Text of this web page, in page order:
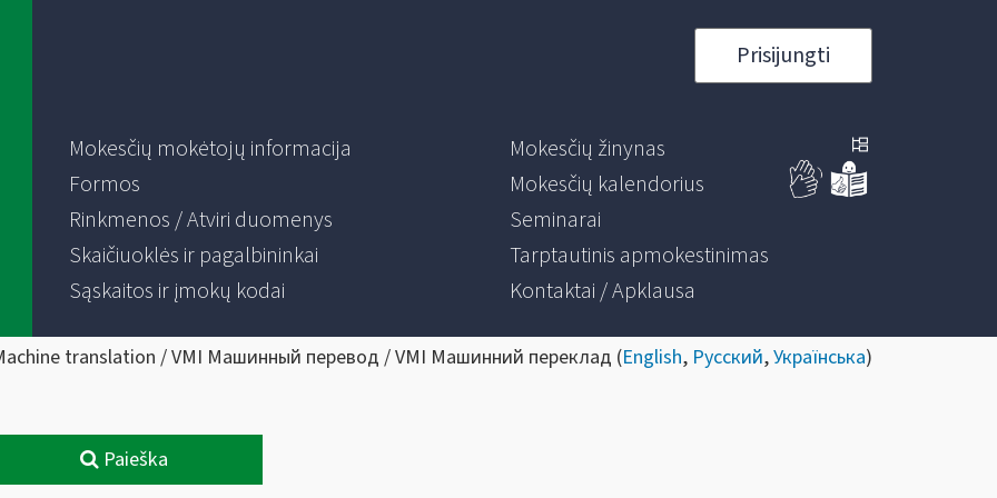
Prisijungti
Mokesčių mokėtojų informacija
Formos
Rinkmenos / Atviri duomenys
Skaičiuoklės ir pagalbininkai
Sąskaitos ir įmokų kodai
Mokesčių žinynas
Mokesčių kalendorius
Seminarai
Tarptautinis apmokestinimas
Kontaktai / Apklausa
translation / VMI Машинный перевод / VMI Машинний переклад (English, Русский,Українська)
Paieška